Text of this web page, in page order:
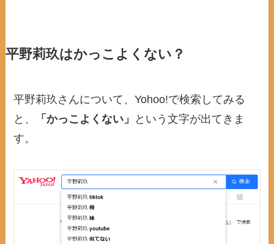
平野莉玖はかっこよくない？
平野莉玖さんについて、Yohoo!で検索してみる
と、
「かっこよくない」
という文字が出てきま
す。